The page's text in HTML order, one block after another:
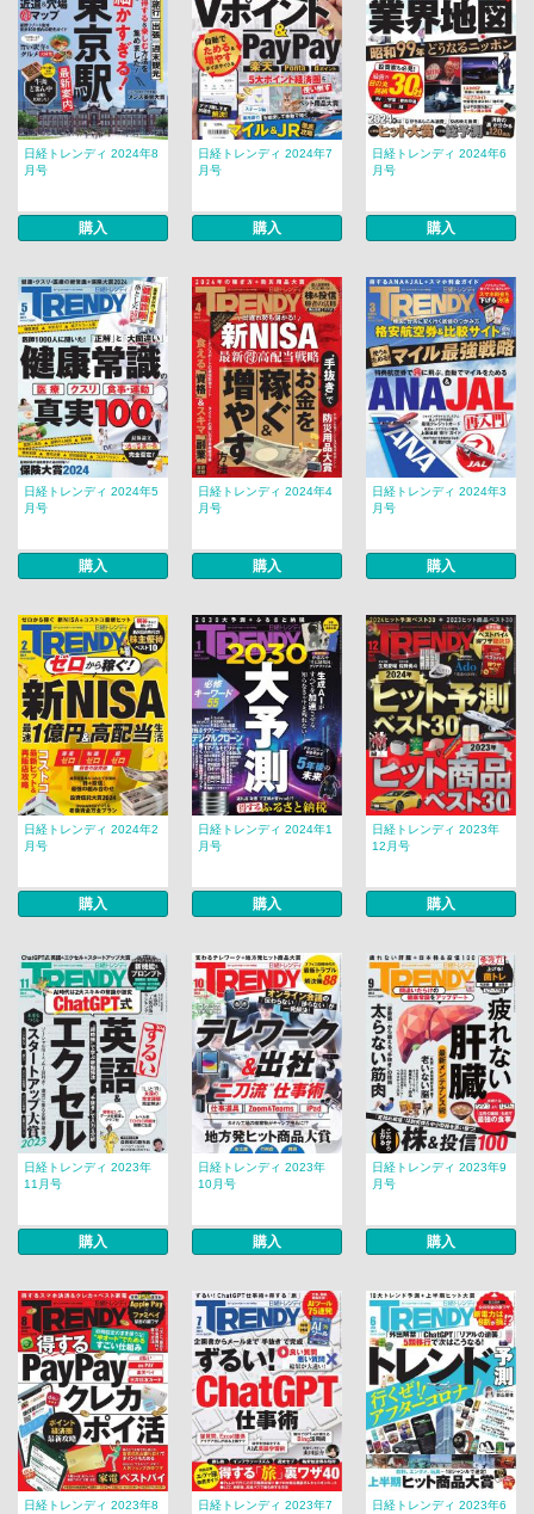
日経トレンディ 2024年8
月号
購入
日経トレンディ 2024年7
月号
購入
日経トレンディ 2024年6
月号
購入
日経トレンディ 2024年5
月号
購入
日経トレンディ 2024年4
月号
購入
日経トレンディ 2024年3
月号
購入
日経トレンディ 2024年2
月号
購入
日経トレンディ 2024年1
月号
購入
日経トレンディ 2023年
12月号
購入
日経トレンディ 2023年
11月号
購入
日経トレンディ 2023年
10月号
購入
日経トレンディ 2023年9
月号
購入
日経トレンディ 2023年8
日経トレンディ 2023年7
日経トレンディ 2023年6